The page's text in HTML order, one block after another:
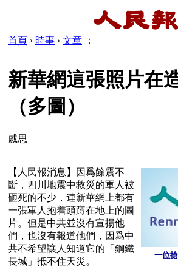
首頁 › 時事 › 文章 ：
新華網這張照片在
（多圖）
戚思
一位
【人民報消息】因爲餘震不
斷，四川地震中救災的軍人被
砸死的不少，連新華網上都有
一張軍人抱着頭蹲在地上的圖
片。但是中共並沒有宣揚他
們，也沒有報道他們，因爲中
共不希望讓人知道它的「鋼鐵
長城」抵不住天災。